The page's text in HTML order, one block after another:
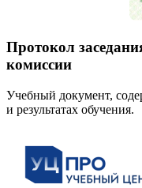
Протокол
комиссии
Учебный документ,
и результатах обучения.